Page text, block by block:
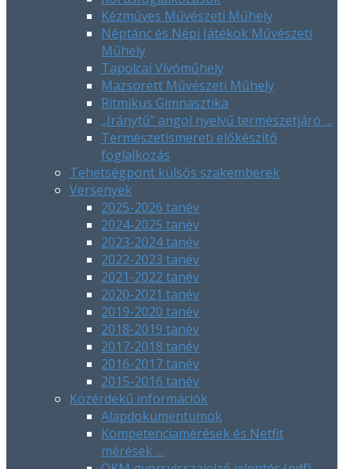
Kézműves Művészeti Műhely
Néptánc és Népi Játékok Művészeti
Műhely
Tapolcai Vívóműhely
Mazsorett Művészeti Műhely
Ritmikus Gimnasztika
„Iránytű” angol nyelvű természetjáró …
Természetismereti előkészítő
foglalkozás
Tehetségpont külsős szakemberek
Versenyek
2025-2026 tanév
2024-2025 tanév
2023-2024 tanév
2022-2023 tanév
2021-2022 tanév
2020-2021 tanév
2019-2020 tanév
2018-2019 tanév
2017-2018 tanév
2016-2017 tanév
2015-2016 tanév
Közérdekű információk
Alapdokumentumok
Kompetenciamérések és Netfit
mérések …